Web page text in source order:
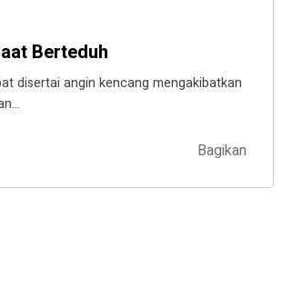
Berteduh
disertai angin kencang mengakibatkan
Bagikan